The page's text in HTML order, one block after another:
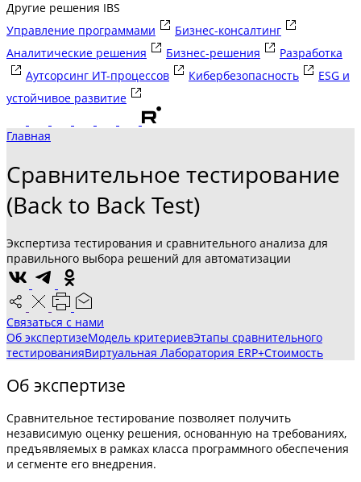
Другие решения IBS
Управление программами
Бизнес-консалтинг
Аналитические решения
Бизнес-решения
Разработка
Аутсорсинг ИТ-процессов
Кибербезопасность
ESG и
устойчивое развитие
Главная
Сравнительное тестирование
(Back to Back Test)
Экспертиза тестирования и сравнительного анализа для
правильного выбора решений для автоматизации
Связаться с нами
Об экспертизеМодель критериевЭтапы сравнительного
тестированияВиртуальная Лаборатория ERP+Стоимость
Об экспертизе
Сравнительное тестирование позволяет получить
независимую оценку решения, основанную на требованиях,
предъявляемых в рамках класса программного обеспечения
и сегменте его внедрения.